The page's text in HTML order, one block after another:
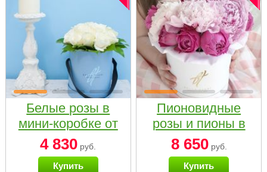
Белые розы в
мини-коробке от
Bella Fiori
4 830 руб.
Купить
Пионовидные
розы и пионы в
белой коробке
Small
8 650руб.
Купить